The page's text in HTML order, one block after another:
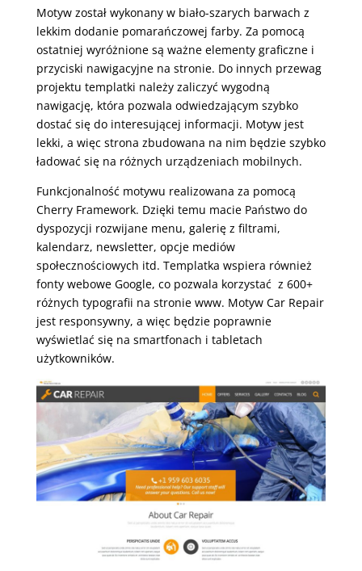
Motyw został wykonany w biało-szarych barwach z
lekkim dodanie pomarańczowej farby. Za pomocą
ostatniej wyróżnione są ważne elementy graficzne i
przyciski nawigacyjne na stronie. Do innych przewag
projektu templatki należy zaliczyć wygodną
nawigację, która pozwala odwiedzającym szybko
dostać się do interesującej informacji. Motyw jest
lekki, a więc strona zbudowana na nim będzie szybko
ładować się na różnych urządzeniach mobilnych.
Funkcjonalność motywu realizowana za pomocą
Cherry Framework. Dzięki temu macie Państwo do
dyspozycji rozwijane menu, galerię z filtrami,
kalendarz, newsletter, opcje mediów
społecznościowych itd. Templatka wspiera również
fonty webowe Google, co pozwala korzystać z 600+
różnych typografii na stronie www. Motyw Car Repair
jest responsywny, a więc będzie poprawnie
wyświetlać się na smartfonach i tabletach
użytkowników.